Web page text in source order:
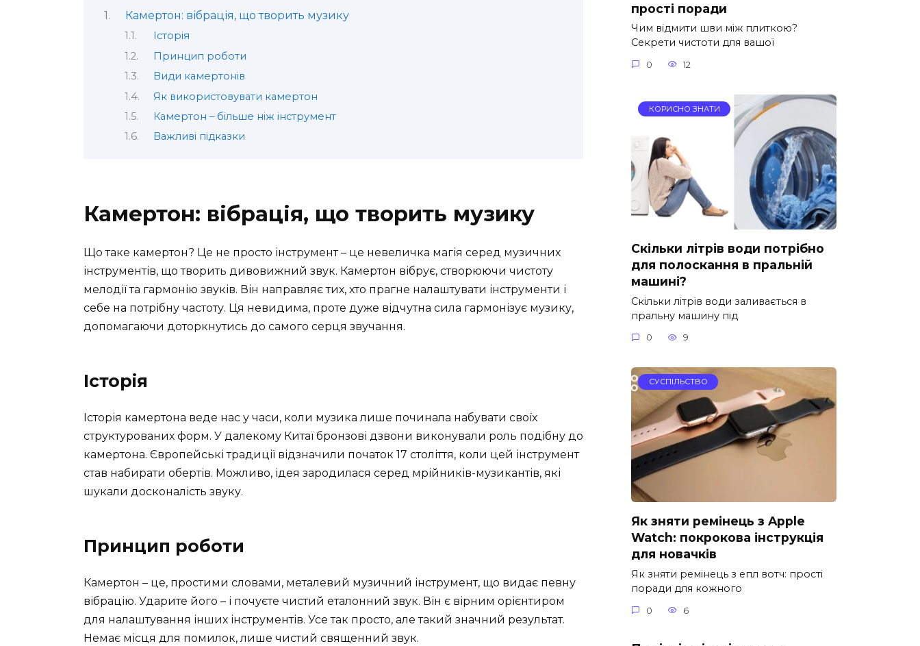
Камертон: вібрація, що творить музику
Історія
Принцип роботи
Види камертонів
Як використовувати камертон
Камертон – більше ніж інструмент
Важливі підказки
Камертон: вібрація, що творить музику
Що таке камертон? Це не просто інструмент – це невеличка магія серед музичних
інструментів, що творить дивовижний звук. Камертон вібрує, створюючи чистоту
мелодії та гармонію звуків. Він направляє тих, хто прагне налаштувати інструменти і
себе на потрібну частоту. Ця невидима, проте дуже відчутна сила гармонізує музику,
допомагаючи доторкнутись до самого серця звучання.
Історія
Історія камертона веде нас у часи, коли музика лише починала набувати своїх
структурованих форм. У далекому Китаї бронзові дзвони виконували роль подібну до
камертона. Європейські традиції відзначили початок 17 століття, коли цей інструмент
став набирати обертів. Можливо, ідея зародилася серед мрійників-музикантів, які
шукали досконалість звуку.
Принцип роботи
Камертон – це, простими словами, металевий музичний інструмент, що видає певну
вібрацію. Ударите його – і почуєте чистий еталонний звук. Він є вірним орієнтиром
для налаштування інших інструментів. Усе так просто, але такий значний результат.
Немає місця для помилок, лише чистий священний звук.
прості поради
Чим відмити шви між плиткою?
Секрети чистоти для вашої
0 12
КОРИСНО ЗНАТИ
Скільки літрів води потрібно
для полоскання в пральній
машині?
Скільки літрів води заливається в
пральну машину під
0 9
СУСПІЛЬСТВО
Як зняти ремінець з Apple
Watch: покрокова інструкція
для новачків
Як зняти ремінець з епл вотч: прості
поради для кожного
0 6